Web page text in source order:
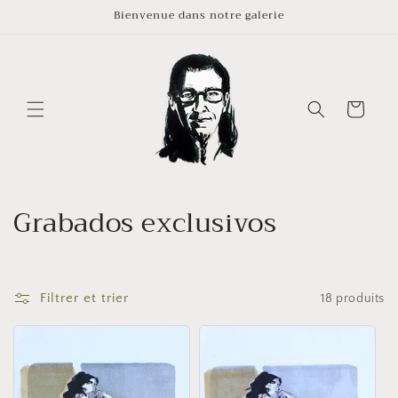
Bienvenue dans notre galerie
Panier
C
l
l
e
Grabados exclusivos
Filtrer et trier 18 produits